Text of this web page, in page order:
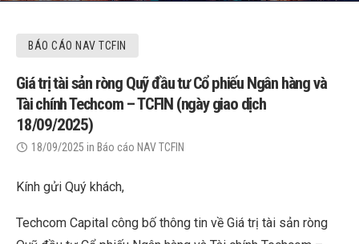
BÁO CÁO NAV TCFIN
Giá trị tài sản ròng Quỹ đầu tư Cổ phiếu Ngân hàng và
Tài chính Techcom – TCFIN (ngày giao dịch
18/09/2025)
18/09/2025 in Báo cáo NAV TCFIN
Kính gửi Quý khách,
Techcom Capital công bố thông tin về Giá trị tài sản ròng